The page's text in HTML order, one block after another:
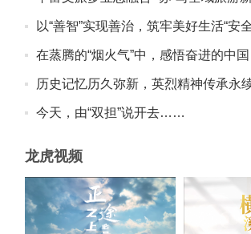
以“善智”实现善治，筑牢美好生活“安
在蒸腾的“烟火气”中，感悟奋进的中国
历史记忆历久弥新，英烈精神传承永
今天，由“双担”说开去……
龙虎视频